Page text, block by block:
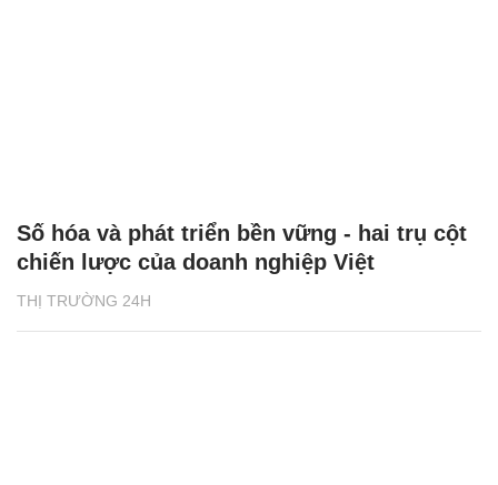
THỊ TRƯỜNG 24H
Số hóa và phát triển bền vững - hai trụ cột
chiến lược của doanh nghiệp Việt